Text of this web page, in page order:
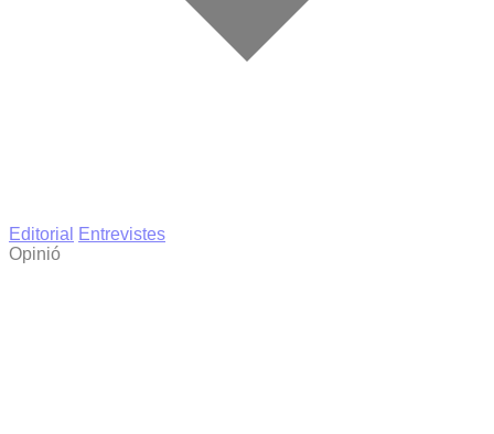
Editorial
Entrevistes
Opinió